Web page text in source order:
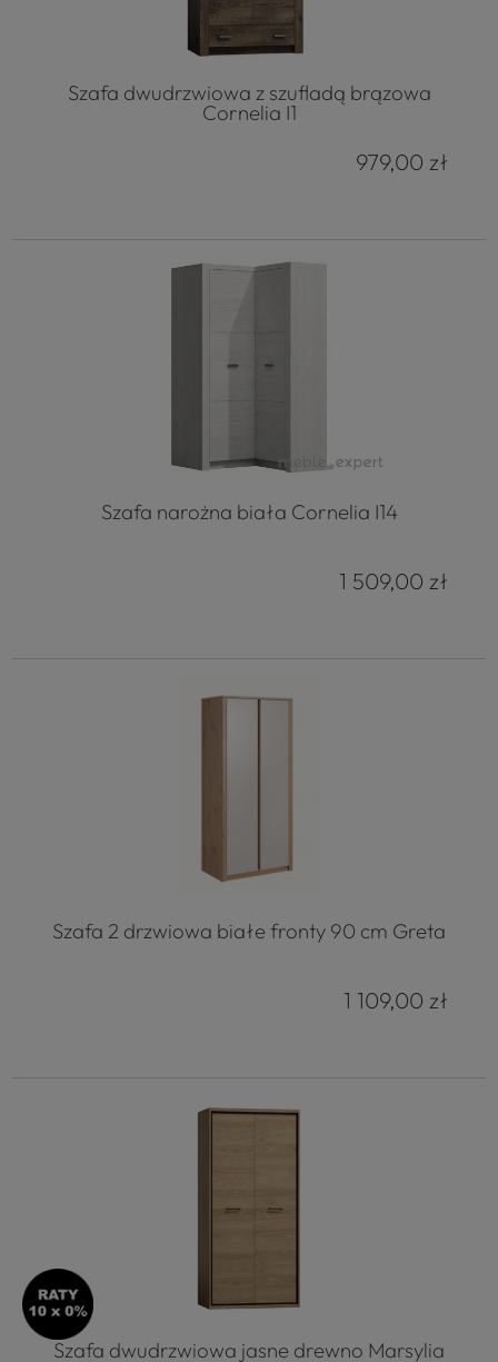
Szafa dwudrzwiowa z szufladą brązowa
Cornelia I1
979,00 zł
Szafa narożna biała Cornelia I14
1 509,00 zł
Szafa 2 drzwiowa białe fronty 90 cm Greta
1 109,00 zł
Szafa dwudrzwiowa jasne drewno Marsylia